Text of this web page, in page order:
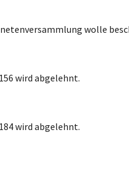
wolle
wird abgelehnt.
wird abgelehnt.